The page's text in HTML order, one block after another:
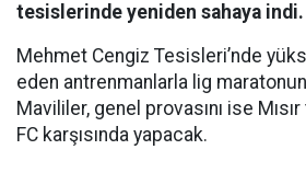
tesislerinde yeniden sahaya indi.
Mehmet Cengiz Tesisleri’nde
eden antrenmanlarla lig
Mavililer, genel provasını ise
FC karşısında yapacak.